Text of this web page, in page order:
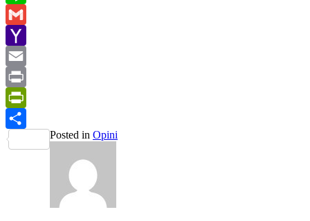
Line
Gmail
Yahoo
Mail
Email
Print
PrintFriendly
Share
Posted in Opini